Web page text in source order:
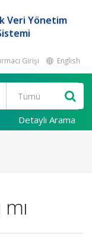
Veri Yönetim
Girişi English
Detaylı Arama